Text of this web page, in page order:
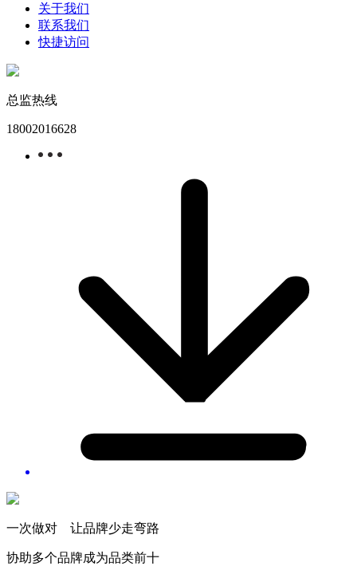
关于我们
联系我们
快捷访问
总监热线
18002016628
一次做对 让品牌少走弯路
协助多个品牌成为品类前十